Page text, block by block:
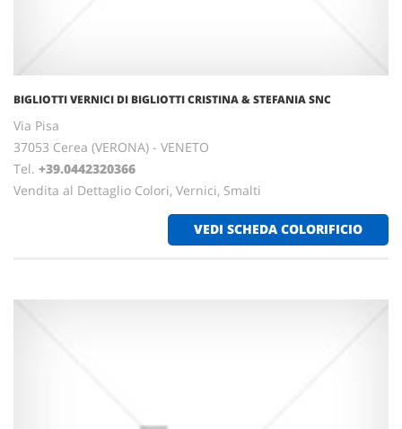
BIGLIOTTI VERNICI DI BIGLIOTTI CRISTINA & STEFANIA SNC
Via Pisa
37053 Cerea (VERONA) - VENETO
Tel. +39.0442320366
Vendita al Dettaglio Colori, Vernici, Smalti
VEDI SCHEDA COLORIFICIO